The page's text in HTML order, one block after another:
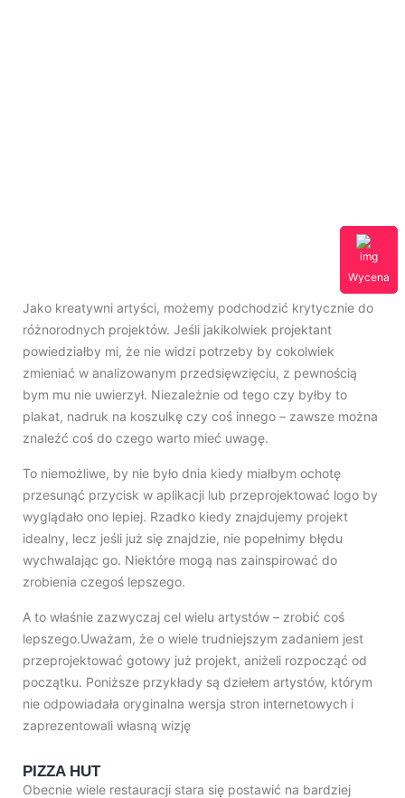
Wycena
Jako kreatywni artyści, możemy podchodzić krytycznie do
różnorodnych projektów. Jeśli jakikolwiek projektant
powiedziałby mi, że nie widzi potrzeby by cokolwiek
zmieniać w analizowanym przedsięwzięciu, z pewnością
bym mu nie uwierzył. Niezależnie od tego czy byłby to
plakat, nadruk na koszulkę czy coś innego – zawsze można
znaleźć coś do czego warto mieć uwagę.
To niemożliwe, by nie było dnia kiedy miałbym ochotę
przesunąć przycisk w aplikacji lub przeprojektować logo by
wyglądało ono lepiej. Rzadko kiedy znajdujemy projekt
idealny, lecz jeśli już się znajdzie, nie popełnimy błędu
wychwalając go. Niektóre mogą nas zainspirować do
zrobienia czegoś lepszego.
A to właśnie zazwyczaj cel wielu artystów – zrobić coś
lepszego.Uważam, że o wiele trudniejszym zadaniem jest
przeprojektować gotowy już projekt, aniżeli rozpocząć od
początku. Poniższe przykłady są dziełem artystów, którym
nie odpowiadała oryginalna wersja stron internetowych i
zaprezentowali własną wizję
PIZZA HUT
Obecnie wiele restauracji stara się postawić na bardziej